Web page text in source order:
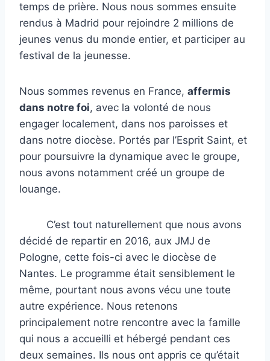
temps de prière. Nous nous sommes ensuite
rendus à Madrid pour rejoindre 2 millions de
jeunes venus du monde entier, et participer au
festival de la jeunesse.
Nous sommes revenus en France, affermis
dans notre foi, avec la volonté de nous
engager localement, dans nos paroisses et
dans notre diocèse. Portés par l’Esprit Saint, et
pour poursuivre la dynamique avec le groupe,
nous avons notamment créé un groupe de
louange.
C’est tout naturellement que nous avons
décidé de repartir en 2016, aux JMJ de
Pologne, cette fois-ci avec le diocèse de
Nantes. Le programme était sensiblement le
même, pourtant nous avons vécu une toute
autre expérience. Nous retenons
principalement notre rencontre avec la famille
qui nous a accueilli et hébergé pendant ces
deux semaines. Ils nous ont appris ce qu’était